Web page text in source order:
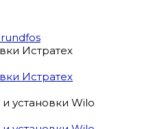
Истратех
Истратех
установки Wilo